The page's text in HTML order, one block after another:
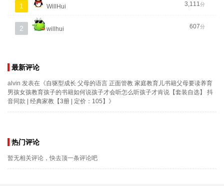
1 WillHui 3,111分
2 willhui 607分
最新评论
alvin 发表在《自驱型成长 父母的语言 正面管教 家庭教育儿书籍父母要读养育
男孩女孩教育孩子的书籍如何说孩子才会听怎么听孩子才肯说【套装自选】 抖
音同款 | 经典家教【3册 | 定价：105】 》
热门评论
暂无相关评论，快去顶一条评论吧